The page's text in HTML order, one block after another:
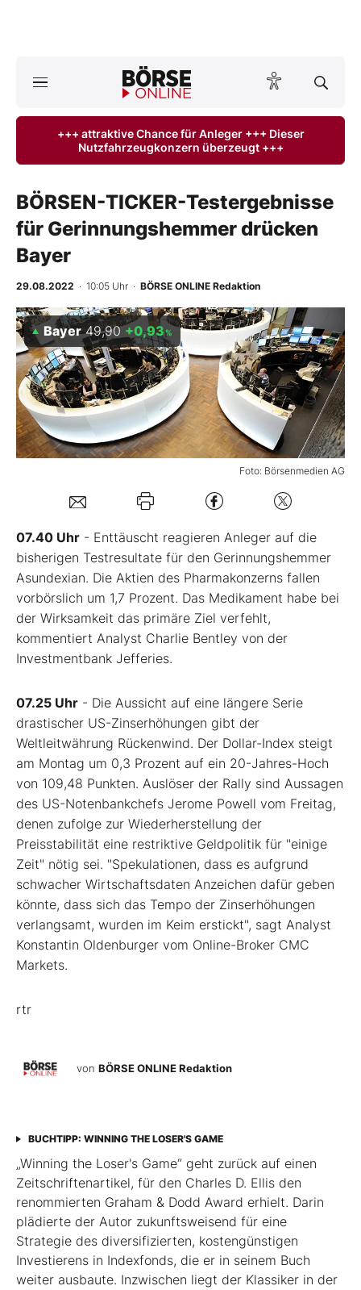
ktuelle Ausgabe BÖRSE ONLINE lesen
Anlageprodukte
Finanz-Check
Abo & Shop
BO-Musterdepots
Experten
Mein B:O
Mein Konto
Folgen Sie uns
Kontakt
+++ attraktive Chance für Anleger +++ Dieser
Nutzfahrzeugkonzern überzeugt +++
BÖRSEN-TICKER-Testergebnisse
für Gerinnungshemmer drücken
Bayer
29.08.2022 · 10:05 Uhr · BÖRSE ONLINE Redaktion
Foto: Börsenmedien AG
Bayer 49,90 +0,93%
07.40 Uhr - Enttäuscht reagieren Anleger auf die
bisherigen Testresultate für den Gerinnungshemmer
Asundexian. Die Aktien des Pharmakonzerns fallen
vorbörslich um 1,7 Prozent. Das Medikament habe bei
der Wirksamkeit das primäre Ziel verfehlt,
kommentiert Analyst Charlie Bentley von der
Investmentbank Jefferies.
07.25 Uhr - Die Aussicht auf eine längere Serie
drastischer US-Zinserhöhungen gibt der
Weltleitwährung Rückenwind. Der Dollar-Index steigt
am Montag um 0,3 Prozent auf ein 20-Jahres-Hoch
von 109,48 Punkten. Auslöser der Rally sind Aussagen
des US-Notenbankchefs Jerome Powell vom Freitag,
denen zufolge zur Wiederherstellung der
Preisstabilität eine restriktive Geldpolitik für "einige
Zeit" nötig sei. "Spekulationen, dass es aufgrund
schwacher Wirtschaftsdaten Anzeichen dafür geben
könnte, dass sich das Tempo der Zinserhöhungen
verlangsamt, wurden im Keim erstickt", sagt Analyst
Konstantin Oldenburger vom Online-Broker CMC
Markets.
rtr
von BÖRSE ONLINE Redaktion
BUCHTIPP: WINNING THE LOSER'S GAME
„Winning the Loser's Game“ geht zurück auf einen
Zeitschriftenartikel, für den Charles D. Ellis den
renommierten Graham & Dodd Award erhielt. Darin
plädierte der Autor zukunftsweisend für eine
Strategie des diversifizierten, kostengünstigen
Investierens in Indexfonds, die er in seinem Buch
weiter ausbaute. Inzwischen liegt der Klassiker in der